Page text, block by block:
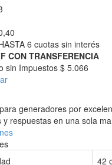
6 cuotas sin interés
CON TRANSFERENCIA
sin Impuestos $ 5.066
generadores por
y respuestas en una sola
42